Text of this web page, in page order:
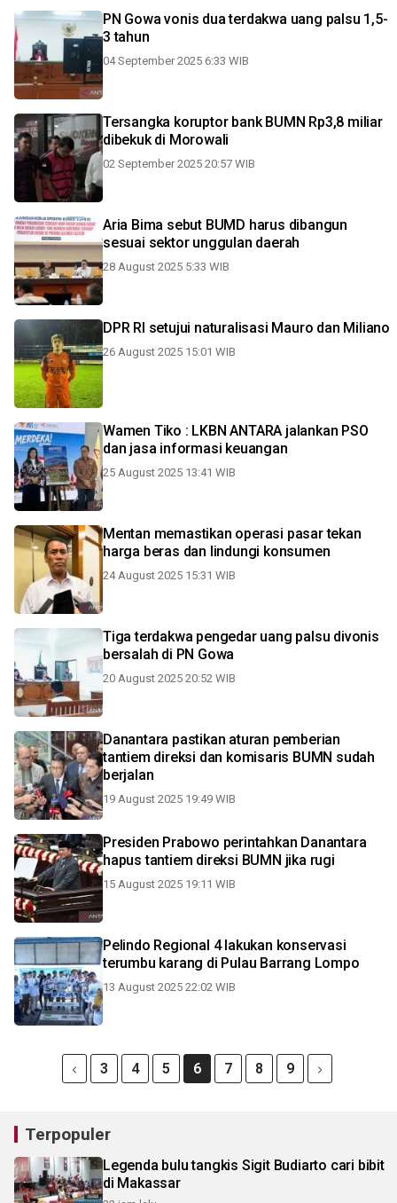
PN Gowa vonis dua terdakwa uang palsu 1,5-
3 tahun
04 September 2025 6:33 WIB
Tersangka koruptor bank BUMN Rp3,8 miliar
dibekuk di Morowali
02 September 2025 20:57 WIB
Aria Bima sebut BUMD harus dibangun
sesuai sektor unggulan daerah
28 August 2025 5:33 WIB
DPR RI setujui naturalisasi Mauro dan Miliano
26 August 2025 15:01 WIB
Wamen Tiko : LKBN ANTARA jalankan PSO
dan jasa informasi keuangan
25 August 2025 13:41 WIB
Mentan memastikan operasi pasar tekan
harga beras dan lindungi konsumen
24 August 2025 15:31 WIB
Tiga terdakwa pengedar uang palsu divonis
bersalah di PN Gowa
20 August 2025 20:52 WIB
Danantara pastikan aturan pemberian
tantiem direksi dan komisaris BUMN sudah
berjalan
19 August 2025 19:49 WIB
Presiden Prabowo perintahkan Danantara
hapus tantiem direksi BUMN jika rugi
15 August 2025 19:11 WIB
Pelindo Regional 4 lakukan konservasi
terumbu karang di Pulau Barrang Lompo
13 August 2025 22:02 WIB
3 4 5 6 7 8 9
Terpopuler
Legenda bulu tangkis Sigit Budiarto cari bibit
di Makassar